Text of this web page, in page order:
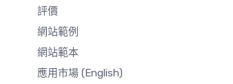
評價
網站範例
網站範本
應用市場 (English)